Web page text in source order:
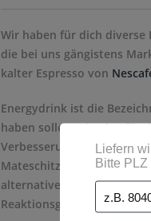
Wir haben für dich diverse
die bei uns gängistens
kalter Espresso von
Energydrink ist die
haben sollen. Die Idee für
Verbesserung der
Mateschitz, die Idee nach
alternativen Jugend- und
Reaktionsgeschwindigkeit